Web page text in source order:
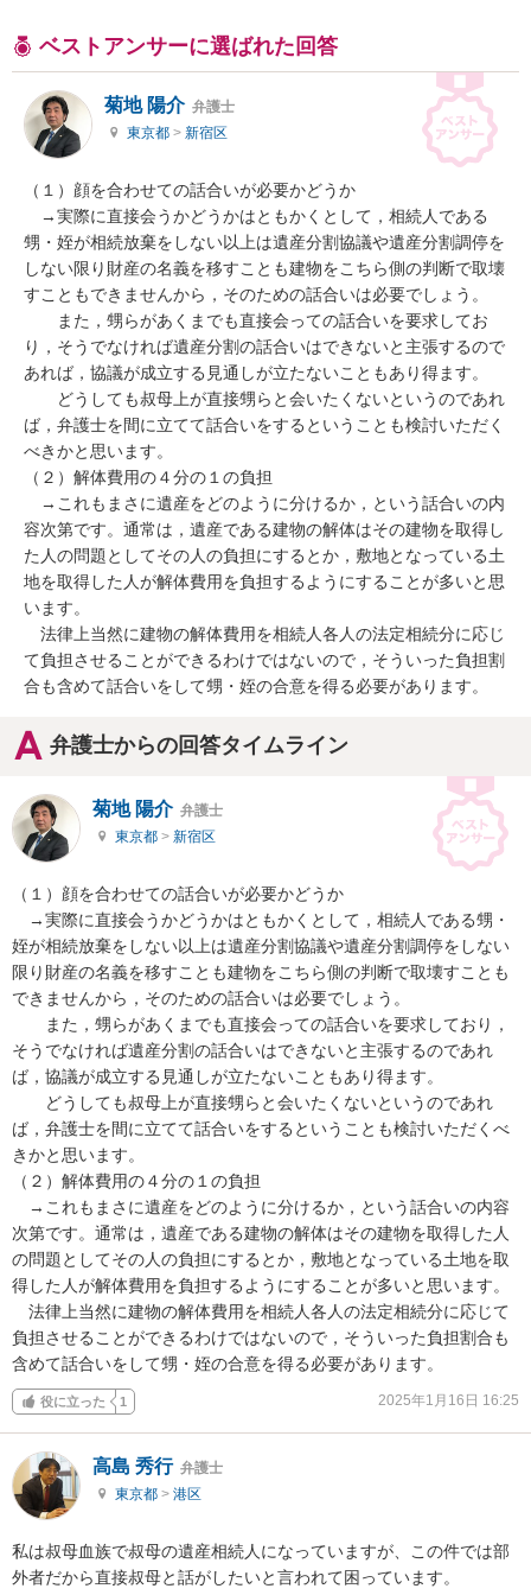
ベストアンサーに選ばれた回答
菊地 陽介 弁護士
東京都 > 新宿区
（１）顔を合わせての話合いが必要かどうか
→実際に直接会うかどうかはともかくとして，相続人である
甥・姪が相続放棄をしない以上は遺産分割協議や遺産分割調停を
しない限り財産の名義を移すことも建物をこちら側の判断で取壊
すこともできませんから，そのための話合いは必要でしょう。
また，甥らがあくまでも直接会っての話合いを要求してお
り，そうでなければ遺産分割の話合いはできないと主張するので
あれば，協議が成立する見通しが立たないこともあり得ます。
どうしても叔母上が直接甥らと会いたくないというのであれ
ば，弁護士を間に立てて話合いをするということも検討いただく
べきかと思います。
（２）解体費用の４分の１の負担
→これもまさに遺産をどのように分けるか，という話合いの内
容次第です。通常は，遺産である建物の解体はその建物を取得し
た人の問題としてその人の負担にするとか，敷地となっている土
地を取得した人が解体費用を負担するようにすることが多いと思
います。
法律上当然に建物の解体費用を相続人各人の法定相続分に応じ
て負担させることができるわけではないので，そういった負担割
合も含めて話合いをして甥・姪の合意を得る必要があります。
弁護士からの回答タイムライン
菊地 陽介 弁護士
東京都 > 新宿区
（１）顔を合わせての話合いが必要かどうか
→実際に直接会うかどうかはともかくとして，相続人である甥・
姪が相続放棄をしない以上は遺産分割協議や遺産分割調停をしない
限り財産の名義を移すことも建物をこちら側の判断で取壊すことも
できませんから，そのための話合いは必要でしょう。
また，甥らがあくまでも直接会っての話合いを要求しており，
そうでなければ遺産分割の話合いはできないと主張するのであれ
ば，協議が成立する見通しが立たないこともあり得ます。
どうしても叔母上が直接甥らと会いたくないというのであれ
ば，弁護士を間に立てて話合いをするということも検討いただくべ
きかと思います。
（２）解体費用の４分の１の負担
→これもまさに遺産をどのように分けるか，という話合いの内容
次第です。通常は，遺産である建物の解体はその建物を取得した人
の問題としてその人の負担にするとか，敷地となっている土地を取
得した人が解体費用を負担するようにすることが多いと思います。
法律上当然に建物の解体費用を相続人各人の法定相続分に応じて
負担させることができるわけではないので，そういった負担割合も
含めて話合いをして甥・姪の合意を得る必要があります。
役に立った 1 2025年1月16日 16:25
高島 秀行 弁護士
東京都 > 港区
私は叔母血族で叔母の遺産相続人になっていますが、この件では部
外者だから直接叔母と話がしたいと言われて困っています。